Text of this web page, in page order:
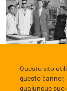
Comune di Eboli
Credits
Questo sito
questo
qualunque suo